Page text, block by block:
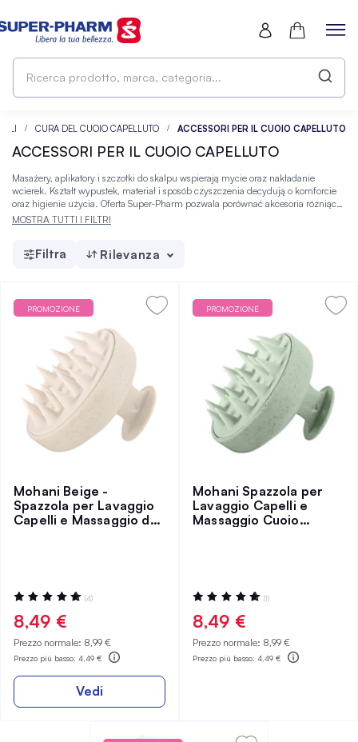
CURA DEL CUOIO CAPELLUTO ACCESSORI PER IL CUOIO CAPELLUTO
ACCESSORI PER IL CUOIO CAPELLUTO
Masażery, aplikatory i szczotki do skalpu wspierają mycie oraz nakładanie
wcierek. Kształt wypustek, materiał i sposób czyszczenia decydują o komforcie
oraz higienie użycia. Oferta Super-Pharm pozwala porównać akcesoria różniące
się materiałem, rozmiarem i przeznaczeniem.
MOSTRA TUTTI I FILTRI
Filtra Rilevanza
PROMOZIONE
Mohani Beige -
Spazzola per Lavaggio
Capelli e Massaggio del
Valutazione:
100%
(4)
8,49 €
Prezzo normale: 8,99 €
Prezzo più basso: 4,49 €
Vedi
PROMOZIONE
Mohani Spazzola per
Lavaggio Capelli e
Massaggio Cuoio
Valutazione:
100%
(1)
8,49 €
Prezzo normale: 8,99 €
Prezzo più basso: 4,49 €